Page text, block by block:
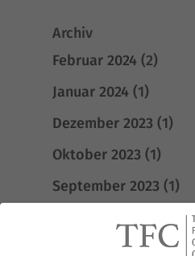
Archiv
Februar 2024(2)
Januar 2024(1)
Dezember 2023 (1)
Oktober 2023 (1)
September 2023 (1)
(2)